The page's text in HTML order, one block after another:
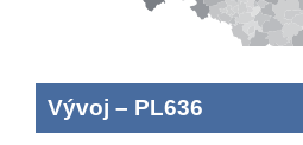
Vývoj – PL636